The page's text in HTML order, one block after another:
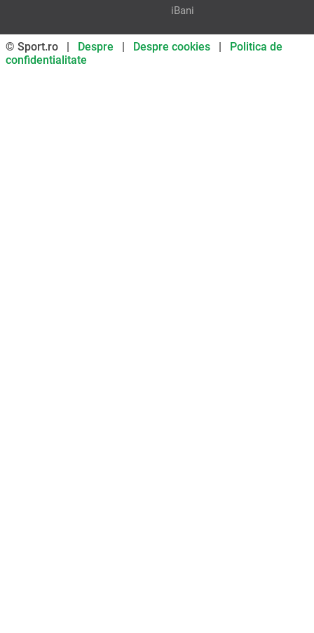
iBani
© Sport.ro | Despre Despre cookies
Politica de
confidentialitate